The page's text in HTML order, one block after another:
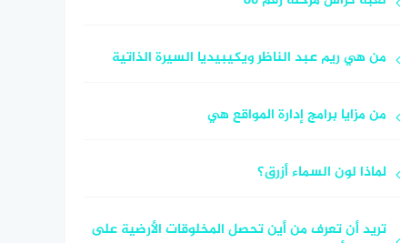
من هي ريم عبد الناظر ويكيبيديا السيرة الذاتية
من مزايا برامج إدارة المواقع هي
لماذا لون السماء أزرق؟
تريد أن تعرف من أين تحصل المخلوقات الأرضية على